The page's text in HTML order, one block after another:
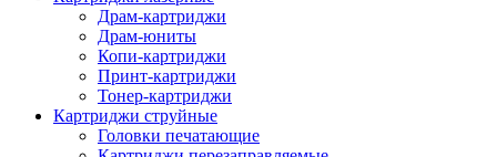
Драм-картриджи
Драм-юниты
Копи-картриджи
Принт-картриджи
Тонер-картриджи
Картриджи струйные
Головки печатающие